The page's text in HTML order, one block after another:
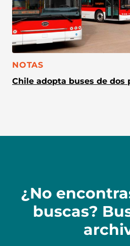
CATEGORÍA:
NOTAS
Chile adopta buses de dos
¿No
buscas?